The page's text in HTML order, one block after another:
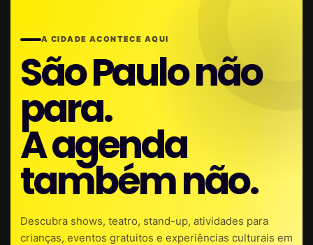
A CIDADE ACONTECE AQUI
São Paulo não
para.
A agenda
também não.
Descubra shows, teatro, stand-up, atividades para
crianças, eventos gratuitos e experiências culturais em